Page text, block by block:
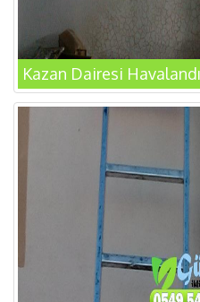
Kazan Dairesi